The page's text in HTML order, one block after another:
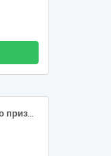
Комплектуючі до техніки спеціального призначення АРМ-ПТК "Сканкарт"